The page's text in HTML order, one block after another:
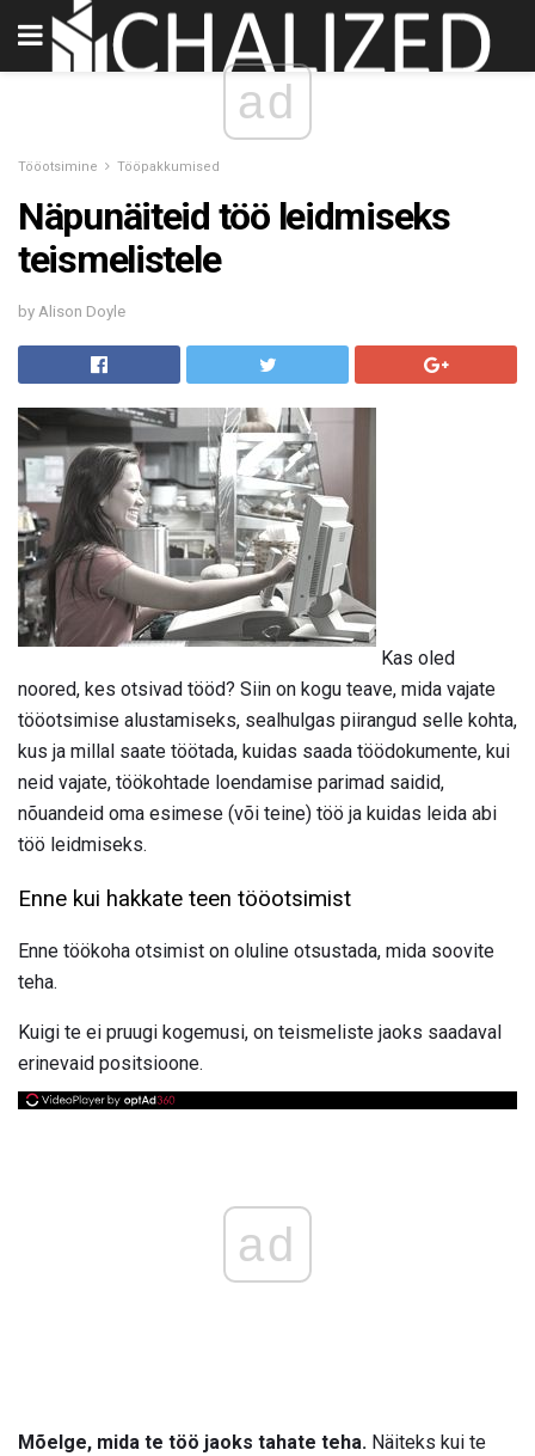
ad
Tööotsimine Tööpakkumised
Näpunäiteid töö leidmiseks
teismelistele
by Alison Doyle
Kas oled
noored, kes otsivad tööd? Siin on kogu teave, mida vajate
tööotsimise alustamiseks, sealhulgas piirangud selle kohta,
kus ja millal saate töötada, kuidas saada töödokumente, kui
neid vajate, töökohtade loendamise parimad saidid,
nõuandeid oma esimese (või teine) töö ja kuidas leida abi
töö leidmiseks.
Enne kui hakkate teen tööotsimist
Enne töökoha otsimist on oluline otsustada, mida soovite
teha.
Kuigi te ei pruugi kogemusi, on teismeliste jaoks saadaval
erinevaid positsioone.
ad
Mõelge, mida te töö jaoks tahate teha. Näiteks kui te